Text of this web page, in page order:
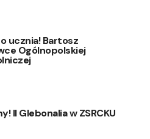
ucznia! Bartosz
Ogólnopolskiej
II Glebonalia w ZSRCKU